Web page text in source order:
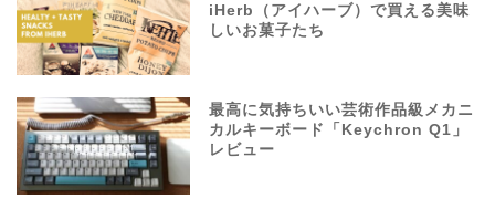
iHerb（アイハーブ）で買える美味
しいお菓子たち
最高に気持ちいい芸術作品級メカニ
カルキーボード「Keychron Q1」
レビュー